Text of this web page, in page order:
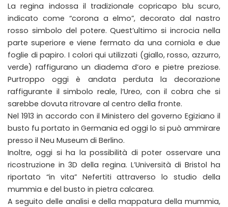
La regina indossa il tradizionale copricapo blu scuro,
indicato come “corona a elmo”, decorato dal nastro
rosso simbolo del potere. Quest’ultimo si incrocia nella
parte superiore e viene fermato da una corniola e due
foglie di papiro. I colori qui utilizzati (giallo, rosso, azzurro,
verde) raffigurano un diadema d’oro e pietre preziose.
Purtroppo oggi è andata perduta la decorazione
raffigurante il simbolo reale, l’Ureo, con il cobra che si
sarebbe dovuta ritrovare al centro della fronte.
Nel 1913 in accordo con il Ministero del governo Egiziano il
busto fu portato in Germania ed oggi lo si può ammirare
presso il Neu Museum di Berlino.
Inoltre, oggi si ha la possibilità di poter osservare una
ricostruzione in 3D della regina. L’Università di Bristol ha
riportato “in vita” Nefertiti attraverso lo studio della
mummia e del busto in pietra calcarea.
A seguito delle analisi e della mappatura della mummia,